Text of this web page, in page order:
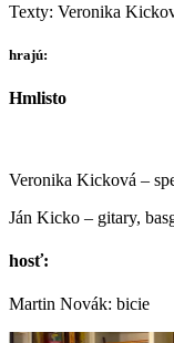
Texty: Veronika
hrajú:
Hmlisto
Veronika Kicková –
Ján Kicko – gitary,
hosť:
Martin Novák: bicie